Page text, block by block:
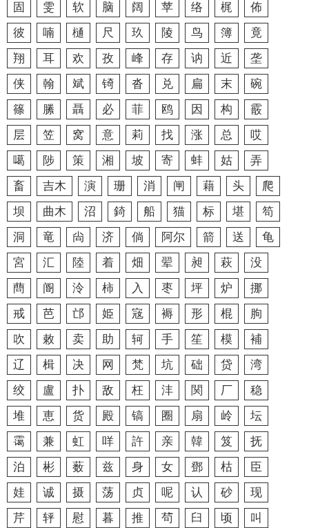
固
雯 软 脑 阔 苹 络 梶
佈
彼
喃 樋 尺 玖 陵 鸟 簿
竟
翔
耳 欢 孜 峰 存 讷 近
垄
侠
翰 斌 锜 沓 兑 扁 末
碗
篠
縢 聶 必 菲 鸥 因 构
霰
层
笠 窝 意 莉 找 涨 总
哎
噶
陟 策 湘 坡 寄 蚌 姑
弄
畜
吉木 演 珊 消 闸 藉 头
爬
坝
曲木 沼 錡 船 猫 标 堪
笱
洞
竜 尙 济 倘 阿尔 箭 送
龟
宮
汇 陸 着 畑 翚 昶 萩
没
蔄
阍 泠 柿 入 枣 坪 炉
挪
戒
芭 邙 姫 宼 褥 形 棍
朐
吹
敕 卖 助 轲 手 笙 模
補
辽
楫 决 网 梵 坑 础 贷
湾
绞
盧 扑 敌 枉 沣 関 厂
稳
堆
恵 货 殿 镐 圈 扇 岭
坛
霭
兼 虹 咩 許 亲 韓 笈
抚
泊
彬 薮 兹 身 女 鄧 枯
臣
娃
诚 摄 荡 贞 呢 认 砂
现
芹
轷 慰 暮 推 茍 臼 顷
叫